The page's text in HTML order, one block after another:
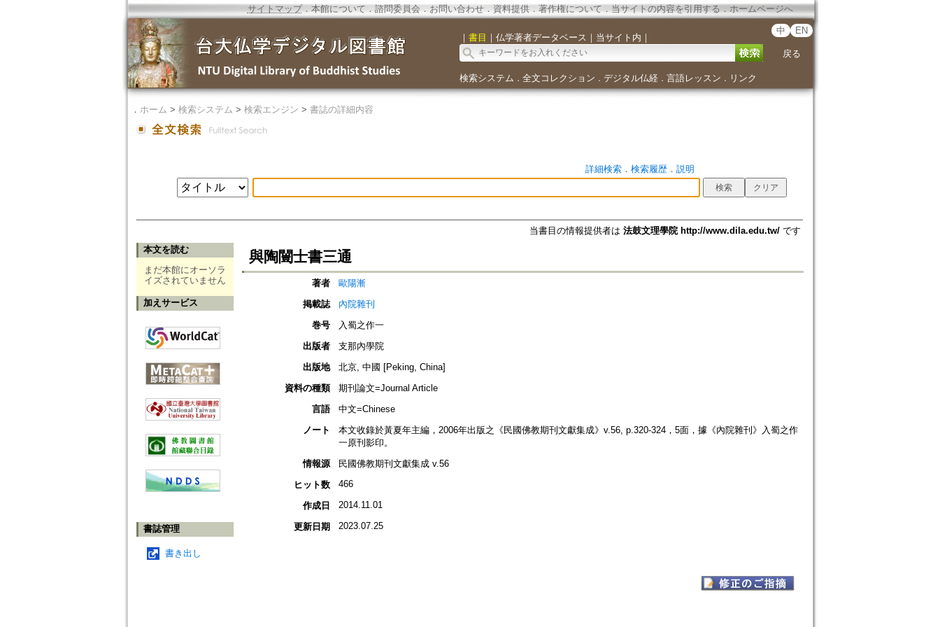
サイトマップ．本館について ． 諮問委員会． お問い合わせ． 資料提供． 著作権について．当サイトの内容を引用する ． ホームページへ
｜ 書目 ｜ 仏学著者データベース ｜ 当サイト内 ｜
中 EN
戻る
検索システム ． 全文コレクション ． デジタル仏経． 言語レッスン ． リンク
． ホーム > 検索システム > 検索エンジン > 書誌の詳細内容
詳細検索． 検索履歴． 説明
当書目の情報提供者は 法鼓文理學院 http://www.dila.edu.tw/です
本文を読む
まだ本館にオーソラ
イズされていません
加えサービス
書誌管理
書き出し
與陶闓士書三通
著者
歐陽漸
掲載誌
內院雜刊
巻号
入蜀之作一
出版者
支那內學院
出版地
北京, 中國 [Peking, China]
資料の種類
期刊論文=Journal Article
言語
中文=Chinese
ノート
本文收錄於黃夏年主編，2006年出版之《民國佛教期刊文獻集成》v.56, p.320-324，5面，據《內院雜刊》入蜀之作
一原刊影印。
情報源
民國佛教期刊文獻集成 v.56
ヒット数
466
作成日 2014.11.01
更新日期 2023.07.25